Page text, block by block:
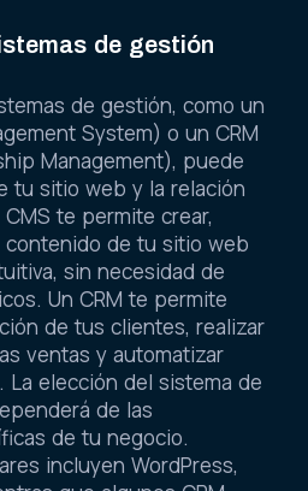
de gestión
de gestión, como un
System) o un CRM
Management), puede
tu sitio web y la relación
te permite crear,
de tu sitio web
sin necesidad de
Un CRM te permite
de tus clientes, realizar
ventas y automatizar
La elección del sistema de
de las
de tu negocio.
incluyen WordPress,